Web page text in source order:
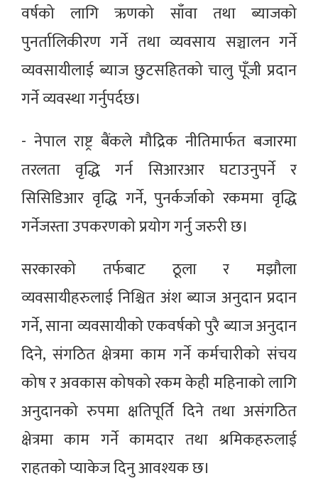
वर्षको लागि ऋणको साँवा तथा ब्याजको
पुनर्तालिकीरण गर्ने तथा व्यवसाय सञ्चालन गर्ने
व्यवसायीलाई ब्याज छुटसहितको चालु पूँजी प्रदान
गर्ने व्यवस्था गर्नुपर्दछ।
- नेपाल राष्ट्र बैंकले मौद्रिक नीतिमार्फत बजारमा
तरलता वृद्धि गर्न सिआरआर घटाउनुपर्ने र
सिसिडिआर वृद्धि गर्ने, पुनर्कर्जाको रकममा वृद्धि
गर्नेजस्ता उपकरणको प्रयोग गर्नु जरुरी छ।
सरकारको तर्फबाट ठूला र मझौला
व्यवसायीहरुलाई निश्चित अंश ब्याज अनुदान प्रदान
गर्ने, साना व्यवसायीको एकवर्षको पुरै ब्याज अनुदान
दिने, संगठित क्षेत्रमा काम गर्ने कर्मचारीको संचय
कोष र अवकास कोषको रकम केही महिनाको लागि
अनुदानको रुपमा क्षतिपूर्ति दिने तथा असंगठित
क्षेत्रमा काम गर्ने कामदार तथा श्रमिकहरुलाई
राहतको प्याकेज दिनु आवश्यक छ।